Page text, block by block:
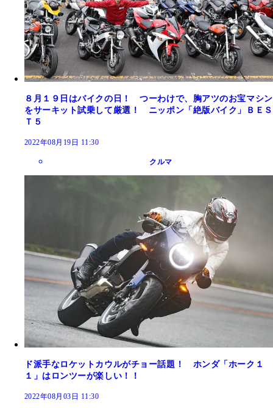
８月１９日はバイクの日！ つーわけで、胸アツのお宝マシン
をサーキット試乗して厳選！ ニッポン「絶版バイク」ＢＥＳ
Ｔ５
2022年08月19日 11:30
クルマ
ド派手なロケットカウルがチョー話題！ ホンダ「ホーク１
１」はロンツーが楽しい！！
2022年08月03日 11:30